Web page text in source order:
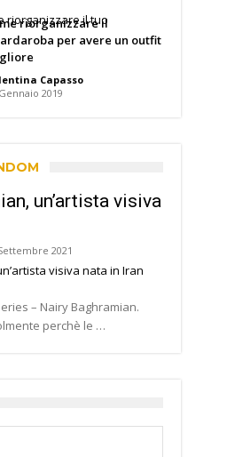
riorganizzare il
per avere un outfit
Capasso
2019
un’artista visiva
2021
– Nairy Baghramian.
perchè le …